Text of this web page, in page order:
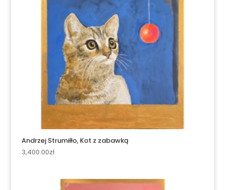
Andrzej Strumiłło, Kot z zabawką
3,400.00zł